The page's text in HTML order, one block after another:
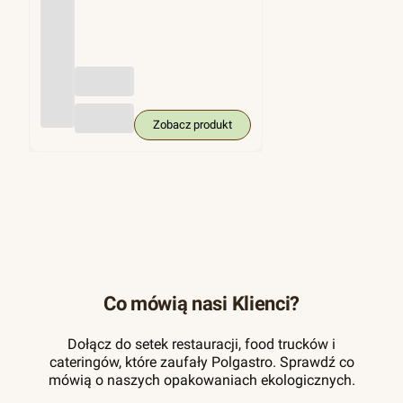
Zobacz produkt
Co mówią nasi Klienci?
Dołącz do setek restauracji, food trucków i
cateringów, które zaufały Polgastro. Sprawdź co
mówią o naszych opakowaniach ekologicznych.